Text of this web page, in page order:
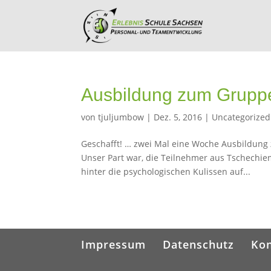
Ausbildung zum
vontjuljumbow | Dez. 5, 2016 | Uncategorized
Geschafft! … zwei Mal eine Woche
Unser Part war, die Teilnehmer aus
hinter die psychologischen Kulissen auf...
Impressum Datenschutz